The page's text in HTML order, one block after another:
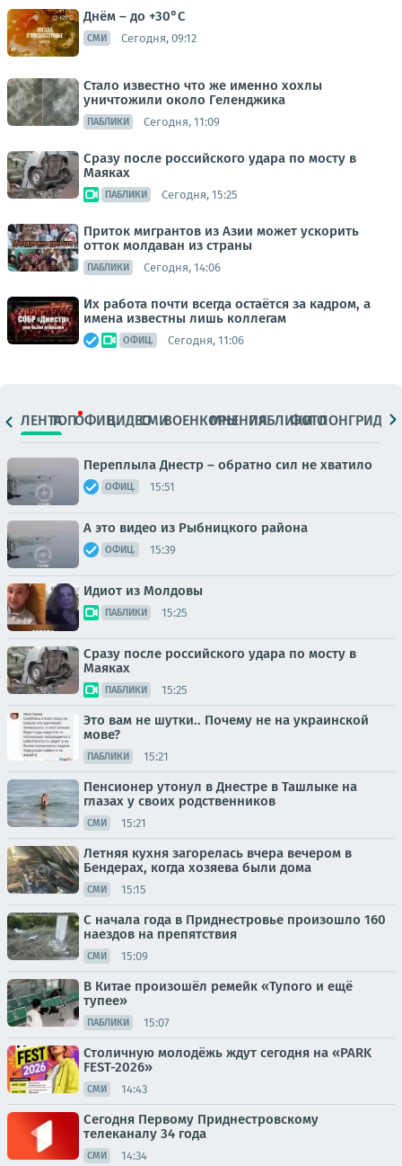
Днём – до +30°С
СМИ Сегодня, 09:12
Стало известно что же именно хохлы
уничтожили около Геленджика
ПАБЛИКИ Сегодня, 11:09
Сразу после российского удара по мосту в
Маяках
ПАБЛИКИ Сегодня, 15:25
Приток мигрантов из Азии может ускорить
отток молдаван из страны
ПАБЛИКИ Сегодня, 14:06
Их работа почти всегда остаётся за кадром, а
имена известны лишь коллегам
ОФИЦ. Сегодня, 11:06
ЛЕНТАТОПОФИЦ.ВИДЕОСМИВОЕНКОРЫМНЕНИЯПАБЛИКИ
ФОТОЛОНГРИДЫ
Переплыла Днестр – обратно сил не хватило
ОФИЦ. 15:51
А это видео из Рыбницкого района
ОФИЦ. 15:39
Идиот из Молдовы
ПАБЛИКИ 15:25
Сразу после российского удара по мосту в
Маяках
ПАБЛИКИ 15:25
Это вам не шутки.. Почему не на украинской
мове?
ПАБЛИКИ 15:21
Пенсионер утонул в Днестре в Ташлыке на
глазах у своих родственников
СМИ 15:21
Летняя кухня загорелась вчера вечером в
Бендерах, когда хозяева были дома
СМИ 15:15
С начала года в Приднестровье произошло 160
наездов на препятствия
СМИ 15:09
В Китае произошёл ремейк «Тупого и ещё
тупее»
ПАБЛИКИ 15:07
Столичную молодёжь ждут сегодня на «PARK
FEST-2026»
СМИ 14:43
Сегодня Первому Приднестровскому
телеканалу 34 года
СМИ 14:34